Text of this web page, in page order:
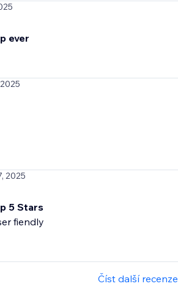
ever
2025
5 Stars
fiendly
Číst další recenze